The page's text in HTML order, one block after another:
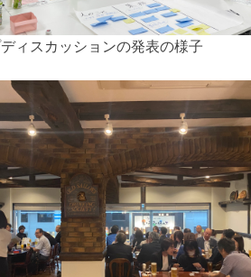
ィスカッションの発表の様子